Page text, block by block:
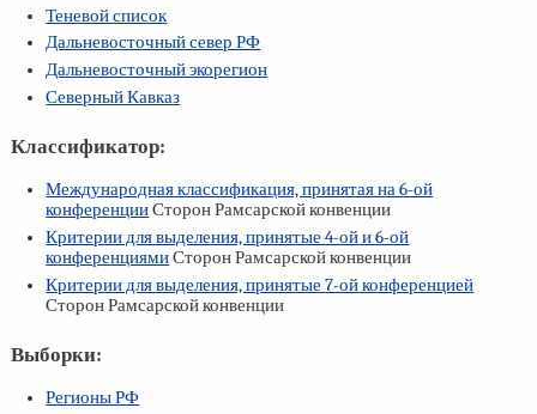
Теневой список
Дальневосточный север РФ
Дальневосточный экорегион
Северный Кавказ
Классификатор:
Международная классификация, принятая на6-ой
конференцииСторон Рамсарской конвенции
Критерии для выделения, принятые4-ойи6-ой
конференциямиСторон Рамсарской конвенции
Критерии для выделения, принятые7-ойконференцией
Сторон Рамсарской конвенции
Выборки:
Регионы РФ